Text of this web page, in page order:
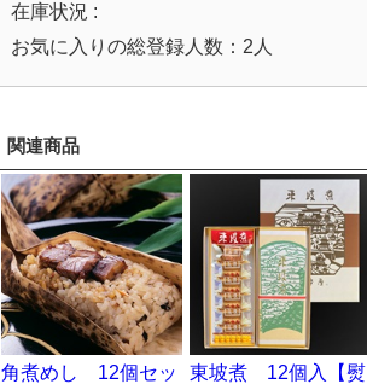
在庫状況 :
お気に入りの総登録人数：2人
関連商品
角煮めし 12個セッ
東坡煮 12個入【熨